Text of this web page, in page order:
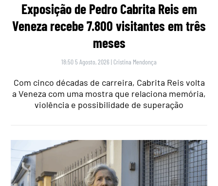
Exposição de Pedro Cabrita Reis em
Veneza recebe 7.800 visitantes em três
meses
18:50 5 Agosto, 2026 | Cristina Mendonça
Com cinco décadas de carreira, Cabrita Reis volta
a Veneza com uma mostra que relaciona memória,
violência e possibilidade de superação